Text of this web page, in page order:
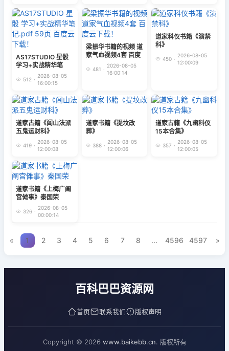
AS17STUDIO 星骰
学习+实战精华笔
记.pdf 59页 百度云
下载！
512 ·
2026-08-05
16:00:15
梁振华书籍的视频 道
家气血视频4套 百度
云下载！
481 ·
2026-08-05
16:00:14
道家科仪书籍《演禁
科》
450 ·
2026-08-05
12:00:09
道家古籍《闾山法派
五鬼运财科》
419 ·
2026-08-05
12:00:08
道家书籍《提坟改
葬》
388 ·
2026-08-05
12:00:06
道家古籍《九幽科仪
15本合集》
357 ·
2026-08-05
12:00:05
道家书籍《​上梅广阐
宫傩事》秦国荣
326 ·
2026-08-05
00:00:14
« 1 2 3 4 5 6 7 8 ... 4596 4597 »
百科巴巴资源网
首页 联系我们 版权声明
Copyright © 2026 www.baikebb.cn. 版权所有